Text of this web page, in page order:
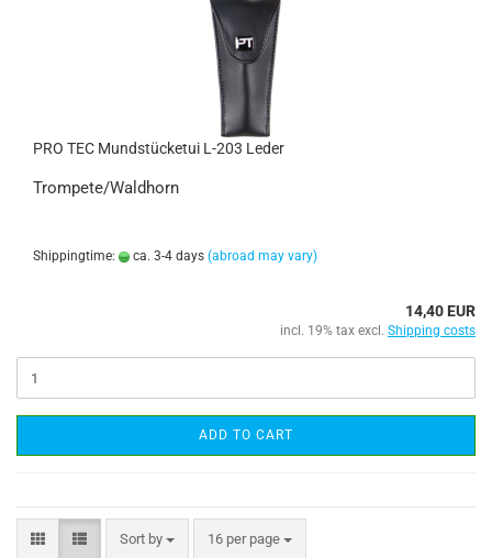
PRO TEC Mundstücketui L-203 Leder
Trompete/Waldhorn
Shippingtime: ca. 3-4 days (abroad may vary)
14,40 EUR
incl. 19% tax excl. Shipping costs
ADD TO CART
Sort by 16 per page